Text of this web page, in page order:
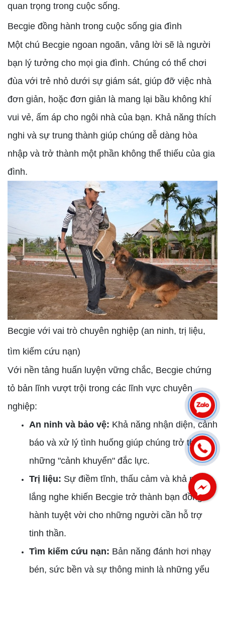
quan trọng trong cuộc sống.
Becgie đồng hành trong cuộc sống gia đình
Một chú Becgie ngoan ngoãn, vâng lời sẽ là người
bạn lý tưởng cho mọi gia đình. Chúng có thể chơi
đùa với trẻ nhỏ dưới sự giám sát, giúp đỡ việc nhà
đơn giản, hoặc đơn giản là mang lại bầu không khí
vui vẻ, ấm áp cho ngôi nhà của bạn. Khả năng thích
nghi và sự trung thành giúp chúng dễ dàng hòa
nhập và trở thành một phần không thể thiếu của gia
đình.
Becgie với vai trò chuyên nghiệp (an ninh, trị liệu,
tìm kiếm cứu nạn)
Với nền tảng huấn luyện vững chắc, Becgie chứng
tỏ bản lĩnh vượt trội trong các lĩnh vực chuyên
nghiệp:
An ninh và bảo vệ: Khả năng nhận diện, cảnh
báo và xử lý tình huống giúp chúng trở thành
những "cảnh khuyển" đắc lực.
Trị liệu: Sự điềm tĩnh, thấu cảm và khả năng
lắng nghe khiến Becgie trở thành bạn đồng
hành tuyệt vời cho những người cần hỗ trợ
tinh thần.
Tìm kiếm cứu nạn: Bản năng đánh hơi nhạy
bén, sức bền và sự thông minh là những yếu
Facebook